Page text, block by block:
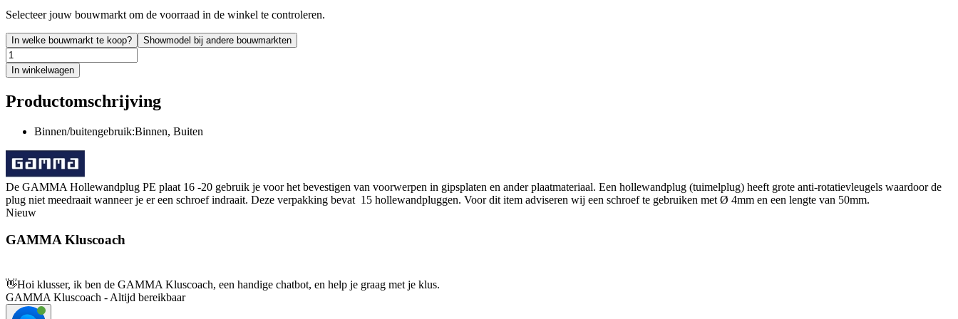
Selecteer jouw bouwmarkt om de voorraad in de winkel te controleren.
In welke bouwmarkt te koop? Showmodel bij andere bouwmarkten
In winkelwagen
Productomschrijving
Binnen/buitengebruik:Binnen, Buiten
De GAMMA Hollewandplug PE plaat 16 -20 gebruik je voor het bevestigen van voorwerpen in gipsplaten en ander plaatmateriaal. Een hollewandplug (tuimelplug) heeft grote anti-rotatievleugels waardoor de
plug niet meedraait wanneer je er een schroef indraait. Deze verpakking bevat 15 hollewandpluggen. Voor dit item adviseren wij een schroef te gebruiken met Ø 4mm en een lengte van 50mm.
Nieuw
GAMMA Kluscoach
👋Hoi klusser, ik ben de GAMMA Kluscoach, een handige chatbot, en help je graag met je klus.
GAMMA Kluscoach - Altijd bereikbaar